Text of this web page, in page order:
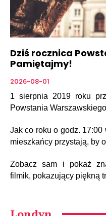
Dziś rocznica
Pamiętajmy!
2026-08-01
1 sierpnia 2019 roku
Powstania
Jak co roku o godz.
mieszkańcy przystają, by
Zobacz sam i pokaż
filmik, pokazujący piękną